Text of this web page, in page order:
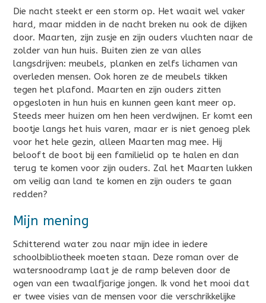
Die nacht steekt er een storm op. Het waait wel vaker
hard, maar midden in de nacht breken nu ook de dijken
door. Maarten, zijn zusje en zijn ouders vluchten naar de
zolder van hun huis. Buiten zien ze van alles
langsdrijven: meubels, planken en zelfs lichamen van
overleden mensen. Ook horen ze de meubels tikken
tegen het plafond. Maarten en zijn ouders zitten
opgesloten in hun huis en kunnen geen kant meer op.
Steeds meer huizen om hen heen verdwijnen. Er komt een
bootje langs het huis varen, maar er is niet genoeg plek
voor het hele gezin, alleen Maarten mag mee. Hij
belooft de boot bij een familielid op te halen en dan
terug te komen voor zijn ouders. Zal het Maarten lukken
om veilig aan land te komen en zijn ouders te gaan
redden?
Mijn mening
Schitterend water zou naar mijn idee in iedere
schoolbibliotheek moeten staan. Deze roman over de
watersnoodramp laat je de ramp beleven door de
ogen van een twaalfjarige jongen. Ik vond het mooi dat
er twee visies van de mensen voor die verschrikkelijke